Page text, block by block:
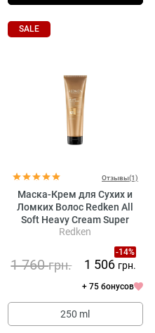
SALE
Отзывы(1)
Маска-Крем для Сухих и
Ломких Волос Redken All
Soft Heavy Cream Super
Treatment Mask
Redken
-14%
1 760грн. 1 506 грн.
+ 75 бонусов
250 ml